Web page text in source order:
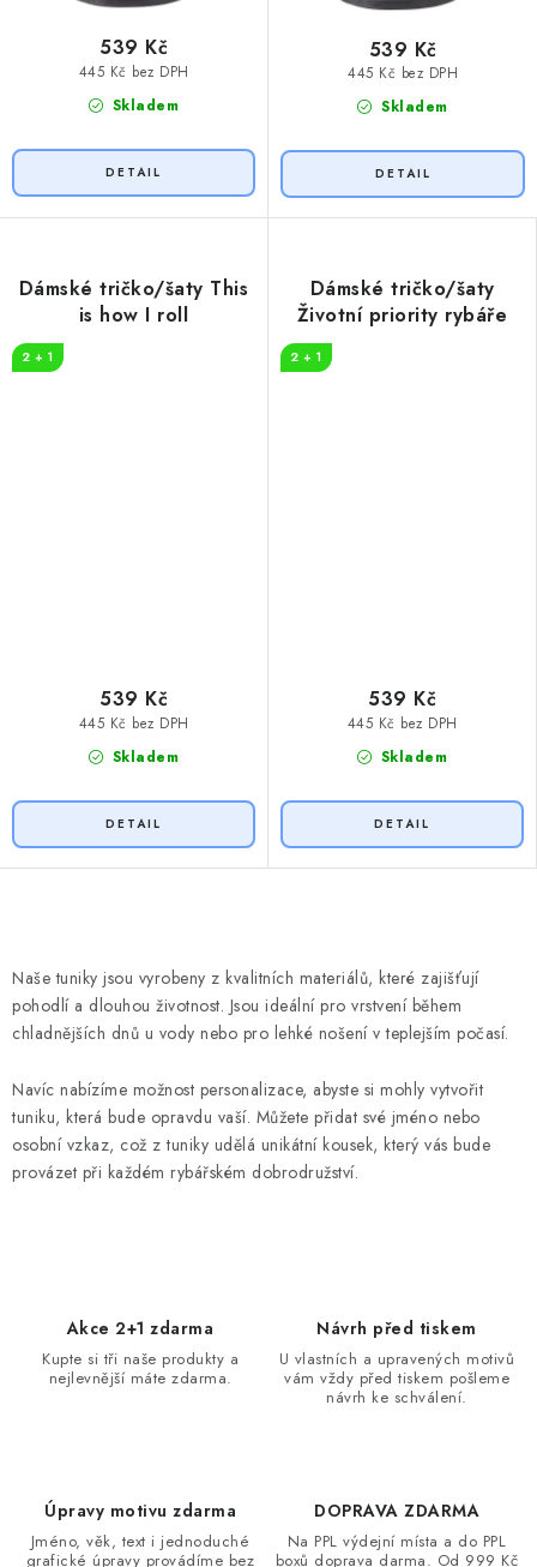
Skladem
445 Kč bez DPH
539 Kč
Skladem
445 Kč bez DPH
539 Kč
Dámské tričko/šaty This
is how I roll
2 + 1
Skladem
445 Kč bez DPH
539 Kč
Dámské tričko/šaty
Životní priority rybáře
2 + 1
Skladem
445 Kč bez DPH
539 Kč
v
l
á
a
c
í
p
Naše tuniky jsou vyrobeny z kvalitních materiálů, které zajišťují
pohodlí a dlouhou životnost. Jsou ideální pro vrstvení během
chladnějších dnů u vody nebo pro lehké nošení v teplejším počasí.
Navíc nabízíme možnost personalizace, abyste si mohly vytvořit
tuniku, která bude opravdu vaší. Můžete přidat své jméno nebo
osobní vzkaz, což z tuniky udělá unikátní kousek, který vás bude
provázet při každém rybářském dobrodružství.
Akce 2+1 zdarma
Kupte si tři naše produkty a
nejlevnější máte zdarma.
Návrh před tiskem
U vlastních a upravených motivů
vám vždy před tiskem pošleme
návrh ke schválení.
Úpravy motivu zdarma
Jméno, věk, text i jednoduché
grafické úpravy provádíme bez
DOPRAVA ZDARMA
Na PPL výdejní místa a do PPL
boxů doprava darma. Od 999 Kč